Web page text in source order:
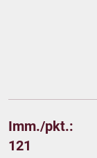
Imm./pkt.:
121